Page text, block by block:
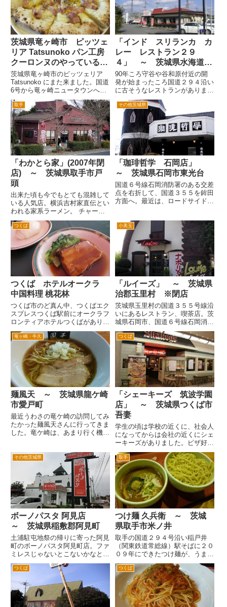
通ずる道です。しばらく走ると竜
ヶ崎ニュータウンのイトーヨカ
ー...
川が見える。 小さな川なんだ
が、 「一級河川 北浦川 国土
交...
茨城県竜ヶ崎市 ピッツェ
リア Tatsunoko パン工房
クーロンヌのやっているピ
ザ屋さん
茨城県竜ヶ崎市のピッツェリア
Tatsunoko にまた来ました。国道
6号から竜ヶ崎ニュータウンへの
道を進み、ニュータウン地区の一
番奥の方にあります。 竜ヶ崎ニ
ュータウンの一番奥の方は、あま
り用事がないので、行く機会がほ
ぼありません。 以...
「インド スリランカ カ
レー レストラン２９
４」 ～ 茨城県水海道市
山田町
90年ころ守谷や谷和原付近の開
発が始まったころ国道２９４沿い
に古そうなレストランがありまし
た。名前がそのまま「レストラ
ン ２９４」。「安易な名前だな
あ」くらいにしか思ってませんで
した。 後に嫁さんと入ってみる
と、駐車場から入口までは石畳。
建...
取手
「わかとら家」(2007年閉
店) ～ 茨城県取手市戸
頭
出来た頃も今でもとても混雑して
いる人気店。横浜吉村家直伝とい
われる家系ラーメン。 チャーシ
ューメン870円、スペシャルチャ
ーシュー1150円、ねぎラーメン
850円はじめメニューが多彩。濃
厚なとんこつしょうゆで麺は、ち
ょっと太め。 場所は、簡...
その他茨城県
「珈琲哲学 石岡店」
～ 茨城県石岡市東光台
国道６号線石岡消防署のある交差
点を右折して、国道３５５を鉾田
方面へ。最近は、ロードサイドの
な洋館をイメージした外観と漢字
の看板が「珈琲哲学」とは、なん
とも敷居が高そうなお店かとお
も...
つくば
つくば ホテルオークラ
中国料理 桃花林
つくば市のど真ん中、つくばエク
スプレスつくば駅前にオークラフ
ロンティアホテルつくばがありま
す。つくば駅前付近は、つくばエ
クスプレスが開通する前は、陸の
孤島つくばの交通の要衝でした。
この地区はつくばセンターと言
われて、つくば市内など方面へ...
小美玉
「ルイーズ」 ～ 茨城県
治郡玉里村 ※閉店
茨城県玉里村の国道３５５号線沿
いにあるレストラン、喫茶店。茨
城県石岡市、国道６号線石岡消防
署の交差点を国道３５５号線に入
りしばらく進みます。左手に大き
なパチンコ店（ＵＳＡ）を通り過
ぎてしばらく行くと右手にカマボ
コ型のログハウスが見えてきま
す...
竜ヶ崎・牛久
麺風天 ～ 茨城県龍ケ崎
市愛戸町
最近うわさの竜ケ崎の訪問してみ
たかった麺風天さんに行ってきま
した。竜ケ崎は、あまり行く機会
ウンへ。中根交差点から利根町方
面へ。白バイ、覆面パトカー頻出
の道路を通り、馴馬付近から竜
ケ...
つくば
「シェーキーズ 筑波学園
店」 ～ 茨城県つくば市
吾妻
学生の頃は学校の近くに、社会人
になってからは会社の近くにシェ
ーキーズがありました。ピザ好き
な僕にはありがたいピザ食べ放題
のお店です。 以前はどこでもち
ょっとした街には、シェーキーズ
がありました。そういう意味であ
まりありがた味がなかったです
ね...
その他茨城県
ボーノパスタ 阿見店
～ 茨城県稲敷郡阿見町
土浦駐屯地祭の帰りに寄った阿見
町のボーノパスタ阿見町店。ファ
ミレスじゃないとこないかなと阿
見土浦バイパスを走っていたら、
おしゃれな雰囲気のお店だったん
で入ってみました。 混んでい
た。とりあえず3組ほどの待ち。
でも店内は、２階も席があるよう
で...
取手
つけ麺 久兵衛 ～ 茨城
県取手市米ノ井
取手の国道２９４号沿い稲戸井
（関東鉄道常総線）駅そばに２０
０９年にできたつけ麺が、うまい
久兵衛さんです。 国道６号から
２９４号へ入りしばらく走ると戸
頭団地の手前付近の左手にありま
す。 以前は、かつの仕掛け屋と
か地獄かつの看板が目立つとんか
つ...
つくば つくば